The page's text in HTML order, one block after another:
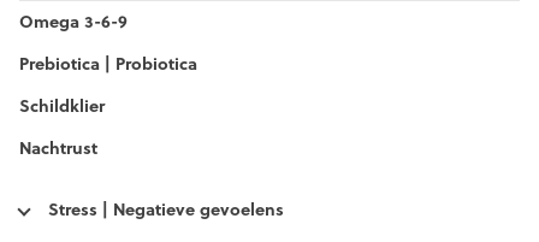
Omega 3-6-9
Prebiotica | Probiotica
Schildklier
Nachtrust
Stress | Negatieve gevoelens